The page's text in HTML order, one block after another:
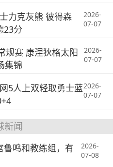
力克灰熊 彼得森
23分
2026-
07-07
规赛 康涅狄格太阳
集锦
2026-
07-07
5人上双轻取勇士蓝2026-
07-07
新闻
鲁鸣和教练组，有
2026-
07-08